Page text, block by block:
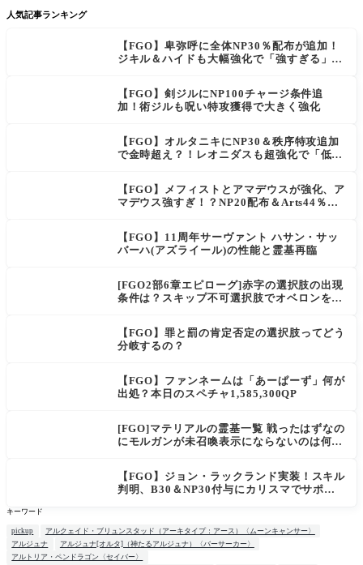
人気記事ランキング
【FGO】卑弥呼に全体NP30％配布が追加！
ジキル＆ハイドも大幅強化で「強すぎる」の
【FGO】剣ジルにNP100チャージ条件追
加！術ジルも呪い特攻獲得で大きく強化
【FGO】オルタニキにNP30＆秩序特攻追加
で金時超え？！レオニダスも超強化で「低レ
【FGO】メフィストとアマデウスが強化、ア
マデウス強すぎ！？NP20配布＆Arts44％強
【FGO】11周年サーヴァント ハサン・サッ
バーハ(アズライール)の性能と霊基再臨
[FGO2部6章エピローグ]赤字の選択肢の出現
条件は？スキップ不可選択肢でオベロンを疑
【FGO】罪と罰の肯定否定の選択肢ってどう
分岐するの？
【FGO】ファンネームは「あーぱーず」何が
出処？本日のスペチャ1,585,300QP
[FGO]マテリアルの霊基一覧 戦ったはずなの
にモルガンが未召喚表示にならないのは何
【FGO】ジョン・ラックランド実装！スキル
判明、B30＆NP30付与にカリスマでサポ性
キーワード
pickup
アルクェイド・ブリュンスタッド（アーキタイプ：アース）〈ムーンキャンサー〉
アルジュナ
アルジュナ[オルタ]（神たるアルジュナ）〈バーサーカー〉
アルトリア・ペンドラゴン〈セイバー〉